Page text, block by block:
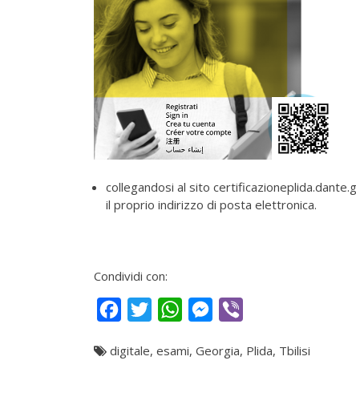
collegandosi al sito
il proprio indirizzo di posta elettronica.
Condividi con:
FacebookTwitterWhatsAppMessenger
digitale, esami, Georgia, Plida, Tbilisi